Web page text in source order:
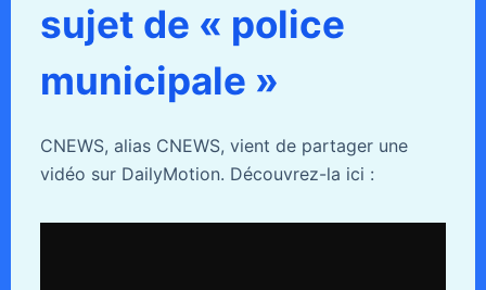
sujet de « police
municipale »
CNEWS, alias CNEWS, vient de partager une
vidéo sur DailyMotion. Découvrez-la ici :